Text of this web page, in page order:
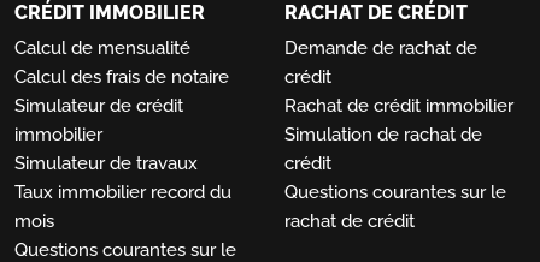
CRÉDIT IMMOBILIER
Calcul de mensualité
Calcul des frais de notaire
Simulateur de crédit
immobilier
Simulateur de travaux
Taux immobilier record du
mois
Questions courantes sur le
RACHAT DE CRÉDIT
Demande de rachat de
crédit
Rachat de crédit immobilier
Simulation de rachat de
crédit
Questions courantes sur le
rachat de crédit